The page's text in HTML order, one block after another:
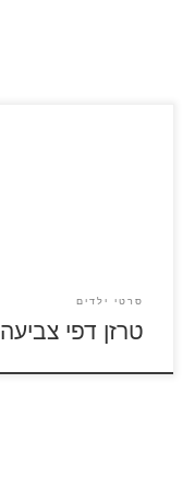
סרטי ילדים
טרזן דפי צביעה